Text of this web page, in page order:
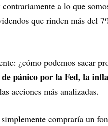
a lo que
que rinden más del
¿cómo podemos sacar
de pánico por la Fed, la
acciones más analizadas.
compraría un